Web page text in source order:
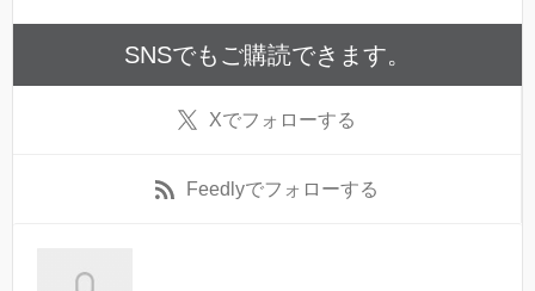
SNSでもご購読できます。
Xでフォローする
Feedlyでフォローする